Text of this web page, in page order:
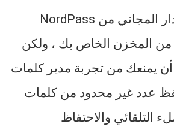
لا يسمح لك الإصدار المجاني من NordPass
من المخزن الخاص بك ، ولكن
أن يمنعك من تجربة مدير كلمات
عدد غير محدود من كلمات
التلقائي والاحتفاظ